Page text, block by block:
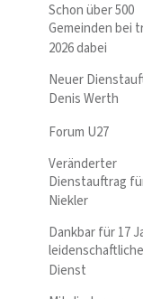
Schon über 500
Gemeinden bei
2026 dabei
Neuer
Denis Werth
Forum U27
Veränderter
Dienstauftrag
Niekler
Dankbar für 17
Dienst